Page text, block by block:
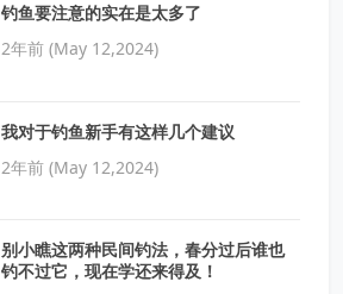
钓鱼要注意的实在是太多了
2年前 (May 12,2024)
我对于钓鱼新手有这样几个建议
2年前 (May 12,2024)
别小瞧这两种民间钓法，春分过后谁也
钓不过它，现在学还来得及！